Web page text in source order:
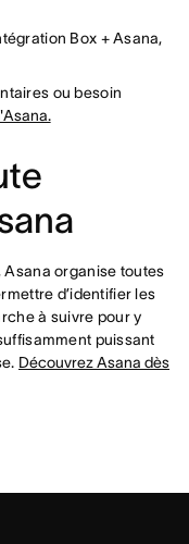
Box + Asana,
ou besoin
organise toutes
d’identifier les
à suivre pour y
puissant
Découvrez Asana dès